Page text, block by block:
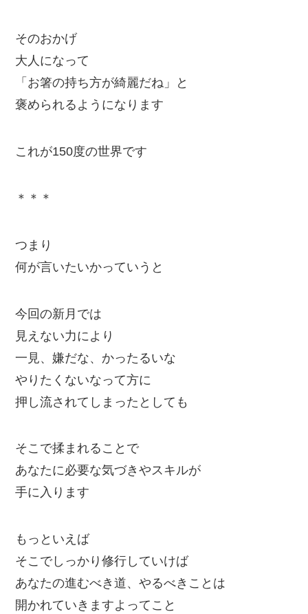
そのおかげ
大人になって
「お箸の持ち方が綺麗だね」と
褒められるようになります
これが150度の世界です
＊＊＊
つまり
何が言いたいかっていうと
今回の新月では
見えない力により
一見、嫌だな、かったるいな
やりたくないなって方に
押し流されてしまったとしても
そこで揉まれることで
あなたに必要な気づきやスキルが
手に入ります
もっといえば
そこでしっかり修行していけば
あなたの進むべき道、やるべきことは
開かれていきますよってこと